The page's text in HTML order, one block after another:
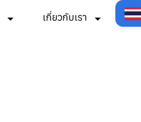
เกี่ยวกับเรา